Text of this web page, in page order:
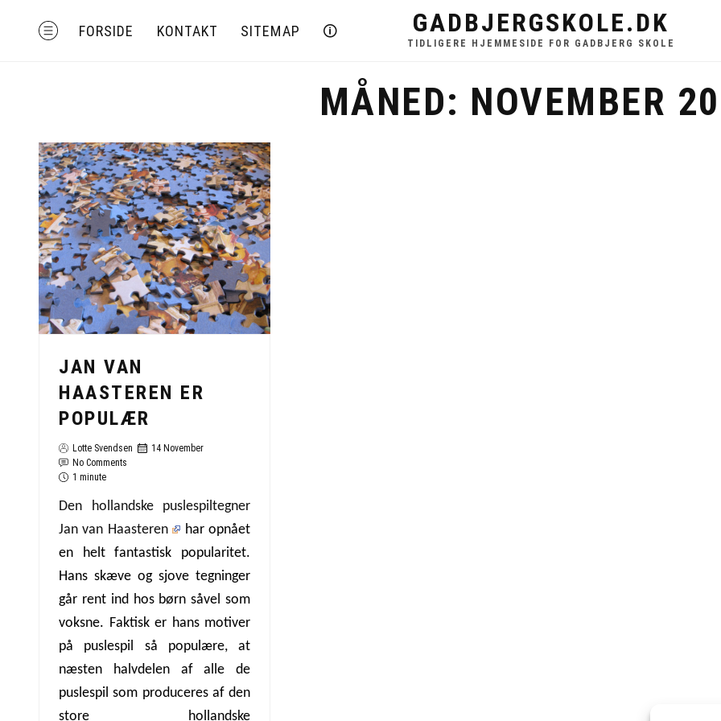
MENU FORSIDE KONTAKT SITEMAP 🛈 GADBJERGSKOLE.DK
TIDLIGERE HJEMMESIDE FOR GADBJERG SKOLE
MÅNED: NOVEMBER
JAN VAN
HAASTEREN ER
POPULÆR
Lotte Svendsen
14 November
No Comments
1 minute
Den hollandske puslespiltegner
Jan van Haasteren
har opnået
en helt fantastisk popularitet.
Hans skæve og sjove tegninger
går rent ind hos børn såvel som
voksne. Faktisk er hans motiver
på puslespil så populære, at
næsten halvdelen af alle de
puslespil som produceres af den
store hollandske